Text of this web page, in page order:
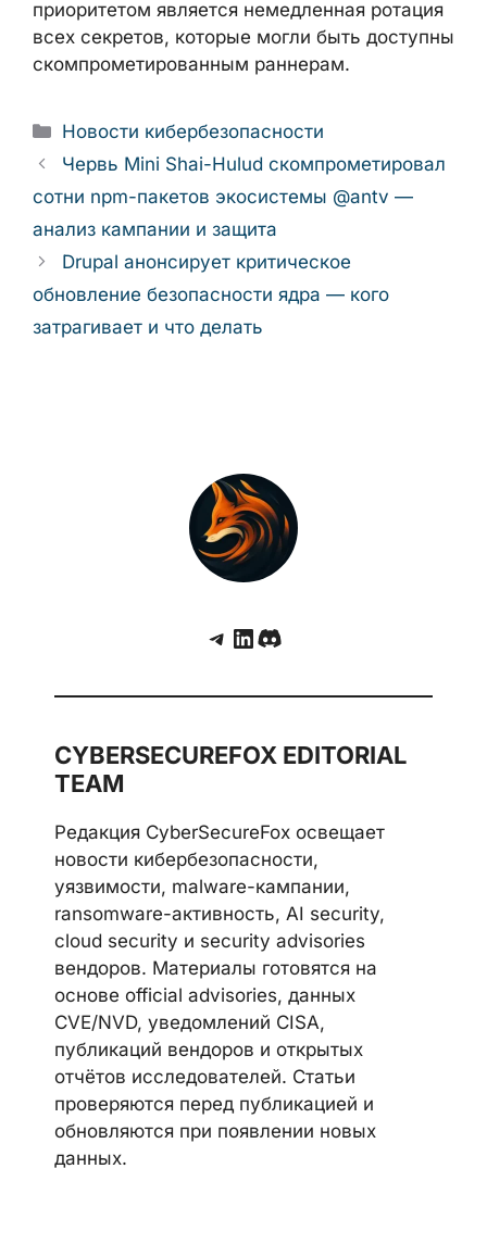
доверия GitHub Actions: мутабельные теги
не гарантируют целостность кода. Каждая
организация, использующая сторонние
своих рабочих процессов и перевести все
ссылки на внешние действия с тегов на
полные SHA-хеши коммитов. Для уже
затронутых — приоритетом является
немедленная ротация всех секретов,
которые могли быть доступны
скомпрометированным раннерам.
Drupal анонсирует критическое
обновление безопасности ядра — кого
затрагивает и что делать
Telegram
LinkedIn
Discord
CYBERSECUREFOX EDITORIAL
TEAM
Редакция CyberSecureFox освещает
новости кибербезопасности,
уязвимости, malware-кампании,
ransomware-активность, AI security,